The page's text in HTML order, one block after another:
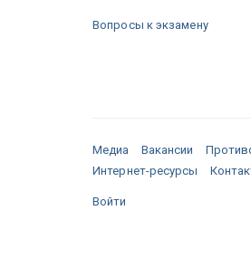
Вопросы к экзамену
Медиа Вакансии
Интернет-ресурсы
Войти